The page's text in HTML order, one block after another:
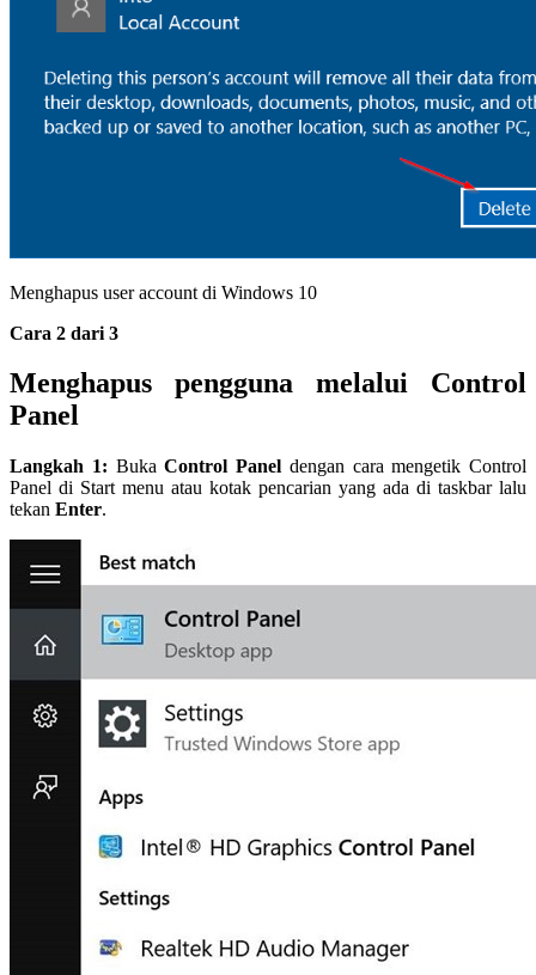
Menghapus user account di Windows 10
Cara 2 dari 3
Menghapus pengguna melalui Control
Panel
Langkah 1: BukaControl Panel dengan cara mengetik Control
Panel di Start menu atau kotak pencarian yang ada di taskbar lalu
tekan Enter.